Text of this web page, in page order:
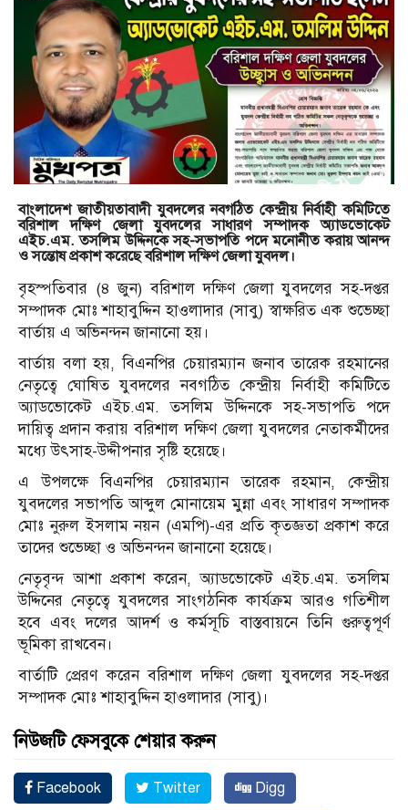
বাংলাদেশ জাতীয়তাবাদী যুবদলের নবগঠিত কেন্দ্রীয় নির্বাহী কমিটিতে
বরিশাল দক্ষিণ জেলা যুবদলের সাধারণ সম্পাদক অ্যাডভোকেট
এইচ.এম. তসলিম উদ্দিনকে সহ-সভাপতি পদে মনোনীত করায় আনন্দ
ও সন্তোষ প্রকাশ করেছে বরিশাল দক্ষিণ জেলা যুবদল।
বৃহস্পতিবার (৪ জুন) বরিশাল দক্ষিণ জেলা যুবদলের সহ-দপ্তর
সম্পাদক মোঃ শাহাবুদ্দিন হাওলাদার (সাবু) স্বাক্ষরিত এক শুভেচ্ছা
বার্তায় এ অভিনন্দন জানানো হয়।
বার্তায় বলা হয়, বিএনপির চেয়ারম্যান জনাব তারেক রহমানের
নেতৃত্বে ঘোষিত যুবদলের নবগঠিত কেন্দ্রীয় নির্বাহী কমিটিতে
অ্যাডভোকেট এইচ.এম. তসলিম উদ্দিনকে সহ-সভাপতি পদে
দায়িত্ব প্রদান করায় বরিশাল দক্ষিণ জেলা যুবদলের নেতাকর্মীদের
মধ্যে উৎসাহ-উদ্দীপনার সৃষ্টি হয়েছে।
এ উপলক্ষে বিএনপির চেয়ারম্যান তারেক রহমান, কেন্দ্রীয়
যুবদলের সভাপতি আব্দুল মোনায়েম মুন্না এবং সাধারণ সম্পাদক
মোঃ নুরুল ইসলাম নয়ন (এমপি)-এর প্রতি কৃতজ্ঞতা প্রকাশ করে
তাদের শুভেচ্ছা ও অভিনন্দন জানানো হয়েছে।
নেতৃবৃন্দ আশা প্রকাশ করেন, অ্যাডভোকেট এইচ.এম. তসলিম
উদ্দিনের নেতৃত্বে যুবদলের সাংগঠনিক কার্যক্রম আরও গতিশীল
হবে এবং দলের আদর্শ ও কর্মসূচি বাস্তবায়নে তিনি গুরুত্বপূর্ণ
ভূমিকা রাখবেন।
বার্তাটি প্রেরণ করেন বরিশাল দক্ষিণ জেলা যুবদলের সহ-দপ্তর
সম্পাদক মোঃ শাহাবুদ্দিন হাওলাদার (সাবু)।
নিউজটি ফেসবুকে শেয়ার করুন
Facebook Twitter Digg